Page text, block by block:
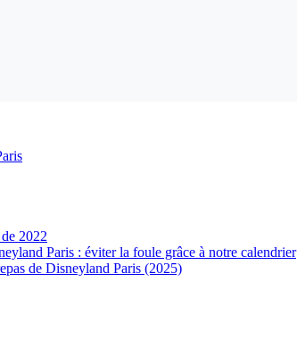
2022
Paris : éviter la foule grâce à notre calendrier
de Disneyland Paris (2025)